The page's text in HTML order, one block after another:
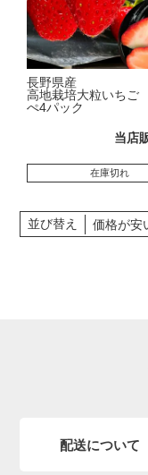
長野県産
高地栽培大粒いちご
ぺ4パック
当店
在庫切れ
並び替え 価格が安
配送について